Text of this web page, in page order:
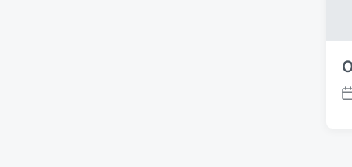
发